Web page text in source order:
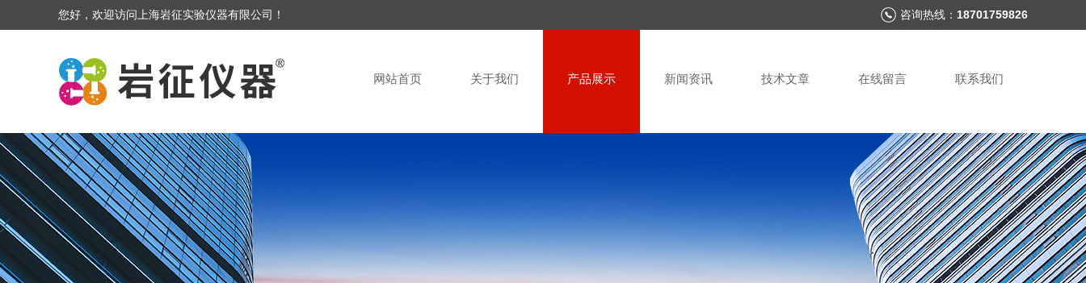
您好，欢迎访问上海岩征实验仪器有限公司！ 咨询热线： 18701759826
网站首页 关于我们 产品展示 新闻资讯 技术文章 在线留言 联系我们